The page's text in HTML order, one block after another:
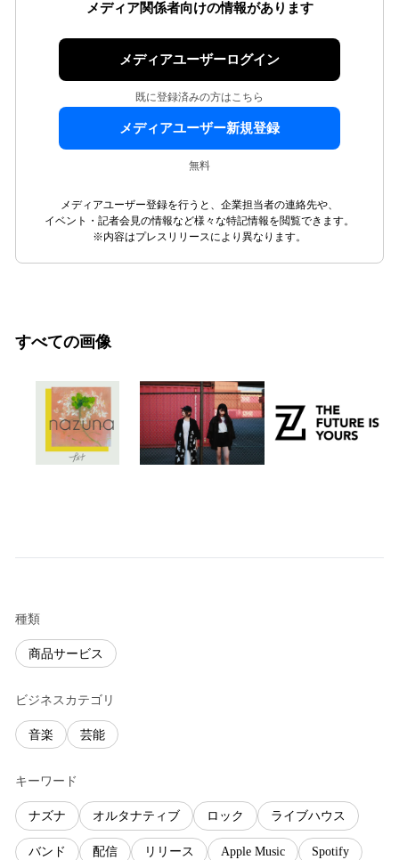
メディア関係者向けの情報があります
メディアユーザーログイン
既に登録済みの方はこちら
メディアユーザー新規登録
無料
メディアユーザー登録を行うと、企業担当者の連絡先や、
イベント・記者会見の情報など様々な特記情報を閲覧できます。
※内容はプレスリリースにより異なります。
すべての画像
種類
商品サービス
ビジネスカテゴリ
音楽 芸能
キーワード
ナズナ オルタナティブ ロック ライブハウス
バンド 配信 リリース Apple Music Spotify